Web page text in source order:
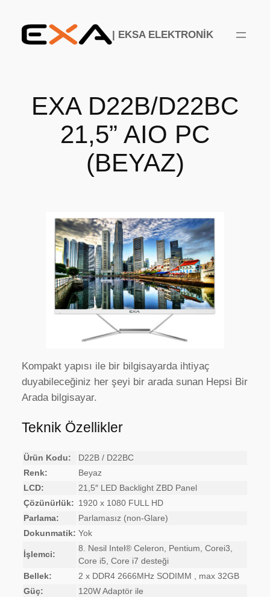
| EKSA ELEKTRONİK
EXA D22B/D22BC
21,5” AIO PC
(BEYAZ)
Kompakt yapısı ile bir bilgisayarda ihtiyaç
duyabileceğiniz her şeyi bir arada sunan Hepsi Bir
Arada bilgisayar.
Teknik Özellikler
Ürün Kodu:
D22B / D22BC
Renk:
Beyaz
LCD:
21,5″ LED Backlight ZBD Panel
Çözünürlük: 1920 x 1080 FULL HD
Parlama:
Parlamasız (non-Glare)
Dokunmatik: Yok
İşlemci:
8. Nesil Intel® Celeron, Pentium, Corei3,
Core i5, Core i7 desteği
Bellek:
2 x DDR4 2666MHz SODIMM , max 32GB
Güç:
120W Adaptör ile